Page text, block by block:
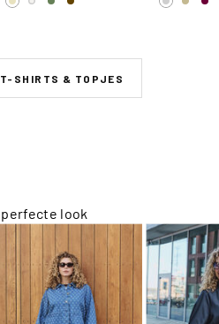
SHIRTS & TOPJES
look